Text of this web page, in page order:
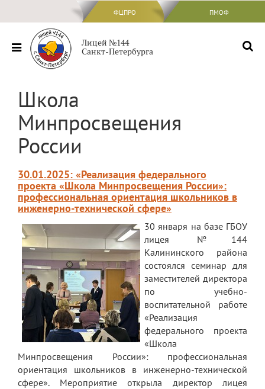
ФЦПРО ПМОФ
ФЦПРО
Сведения об ОО
Основные сведения
образовательной организацией
Документы
Образование
требования
Руководство
Педагогический состав
Материально-техническое обеспечение
и оснащенность образовательного
процесса. Доступная среда
Платные образовательные услуги
Финансово-хозяйственная деятельность
Вакантные места для приема (перевода)
обучающихся
Стипендия и меры поддержки
обучающихся
Лицей №144
Санкт-Петербурга
Школа
Минпросвещения
России
30.01.2025: «Реализация федерального
проекта «Школа Минпросвещения России»:
профессиональная ориентация школьников в
инженерно-технической сфере»
30 января на базе ГБОУ
лицея №144
Калининского района
состоялся семинар для
заместителей директора
по учебно-
воспитательной работе
«Реализация
федерального проекта
«Школа
Минпросвещения России»: профессиональная
ориентация школьников в инженерно-технической
сфере». Мероприятие открыла директор лицея